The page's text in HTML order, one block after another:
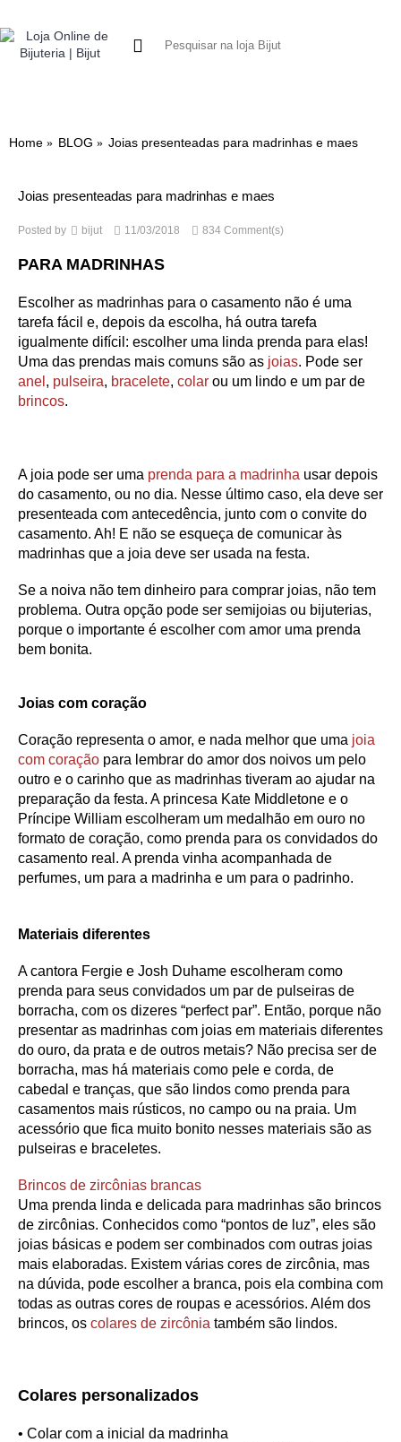
Home BLOG Joias presenteadas para madrinhas e maes
Joias presenteadas para madrinhas e maes
Posted by bijut 11/03/2018 834 Comment(s)
PARA MADRINHAS
Escolher as madrinhas para o casamento não é uma
tarefa fácil e, depois da escolha, há outra tarefa
igualmente difícil: escolher uma linda prenda para elas!
Uma das prendas mais comuns são as joias. Pode ser
anel , pulseira, bracelete, colar ou um lindo e um par de
brincos.
A joia pode ser uma prenda para a madrinha usar depois
do casamento, ou no dia. Nesse último caso, ela deve ser
presenteada com antecedência, junto com o convite do
casamento. Ah! E não se esqueça de comunicar às
madrinhas que a joia deve ser usada na festa.
Se a noiva não tem dinheiro para comprar joias, não tem
problema. Outra opção pode ser semijoias ou bijuterias,
porque o importante é escolher com amor uma prenda
bem bonita.
Joias com coração
Coração representa o amor, e nada melhor que uma joia
com coração para lembrar do amor dos noivos um pelo
outro e o carinho que as madrinhas tiveram ao ajudar na
preparação da festa. A princesa Kate Middletone e o
Príncipe William escolheram um medalhão em ouro no
formato de coração, como prenda para os convidados do
casamento real. A prenda vinha acompanhada de
perfumes, um para a madrinha e um para o padrinho.
Materiais diferentes
A cantora Fergie e Josh Duhame escolheram como
prenda para seus convidados um par de pulseiras de
borracha, com os dizeres “perfect par”. Então, porque não
presentar as madrinhas com joias em materiais diferentes
do ouro, da prata e de outros metais? Não precisa ser de
borracha, mas há materiais como pele e corda, de
cabedal e tranças, que são lindos como prenda para
casamentos mais rústicos, no campo ou na praia. Um
acessório que fica muito bonito nesses materiais são as
pulseiras e braceletes.
Brincos de zircônias brancas
Uma prenda linda e delicada para madrinhas são brincos
de zircônias. Conhecidos como “pontos de luz”, eles são
joias básicas e podem ser combinados com outras joias
mais elaboradas. Existem várias cores de zircônia, mas
na dúvida, pode escolher a branca, pois ela combina com
todas as outras cores de roupas e acessórios. Além dos
brincos, os colares de zircônia também são lindos.
Colares personalizados
• Colar com a inicial da madrinha